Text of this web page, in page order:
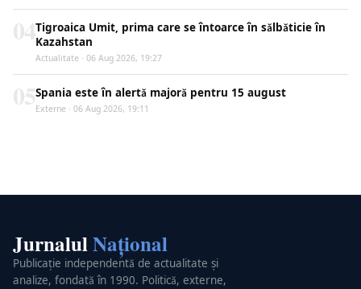
Tigroaica Umit, prima care se întoarce în sălbăticie în
Kazahstan
Actualitate · 06 Aug 2026, 19:27
Spania este în alertă majoră pentru 15 august
Externe · 06 Aug 2026, 19:11
JurnalulNațional
Publicație independentă de actualitate și
analize, fondată în 1990. Politică, externe,